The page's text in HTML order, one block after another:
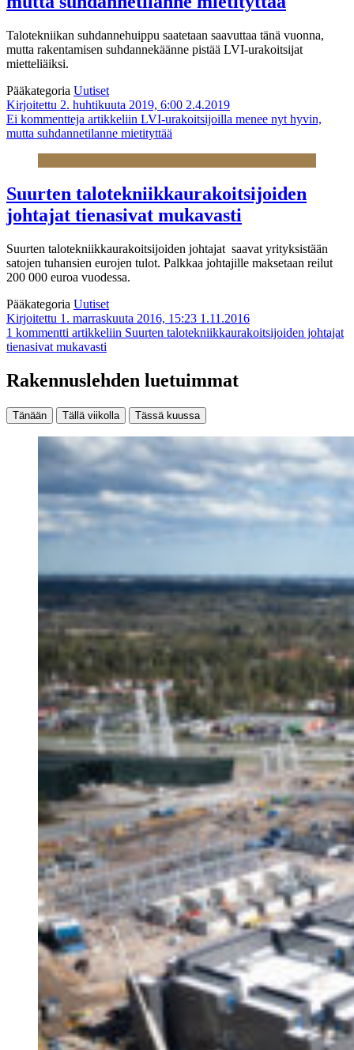
Talotekniikan suhdannehuippu saatetaan saavuttaa tänä vuonna,
mutta rakentamisen suhdannekäänne pistää LVI-urakoitsijat
mietteliäiksi.
Pääkategoria Uutiset
Kirjoitettu 2. huhtikuuta 2019, 6:00 2.4.2019
Ei kommentteja artikkeliin LVI-urakoitsijoilla menee nyt hyvin,
mutta suhdannetilanne mietityttää
Suurten talotekniikkaurakoitsijoiden
johtajat tienasivat mukavasti
Suurten talotekniikkaurakoitsijoiden johtajat saavat yrityksistään
satojen tuhansien eurojen tulot. Palkkaa johtajille maksetaan reilut
200 000 euroa vuodessa.
Pääkategoria Uutiset
Kirjoitettu 1. marraskuuta 2016, 15:23 1.11.2016
1 kommentti artikkeliin Suurten talotekniikkaurakoitsijoiden johtajat
tienasivat mukavasti
Rakennuslehden luetuimmat
Tänään Tällä viikolla Tässä kuussa